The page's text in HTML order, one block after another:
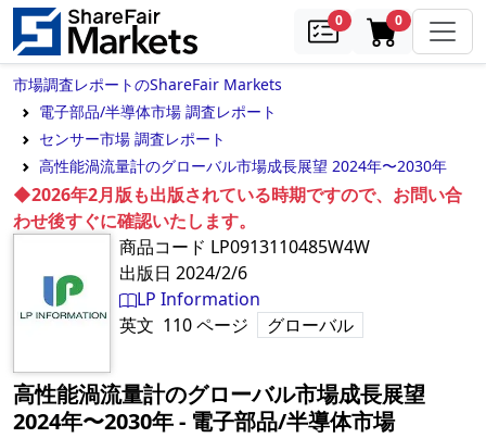
0samples0in cart
市場調査レポートのShareFair Markets
電子部品/半導体市場 調査レポート
センサー市場 調査レポート
高性能渦流量計のグローバル市場成長展望 2024年〜2030年
◆2026年2月版も出版されている時期ですので、お問い合
わせ後すぐに確認いたします。
商品コード LP0913110485W4W
出版日 2024/2/6
LP Information
英文 110ページ グローバル
高性能渦流量計のグローバル市場成長展望
2024年〜2030年‐ 電子部品/半導体市場